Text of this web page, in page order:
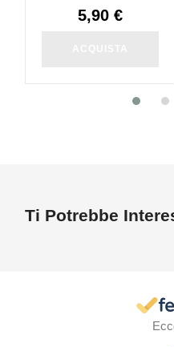
5,90 €
Ti Potrebbe